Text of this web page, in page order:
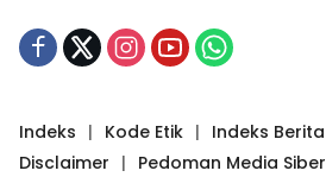
Indeks Kode Etik Indeks Berita
Disclaimer
Pedoman Media Siber